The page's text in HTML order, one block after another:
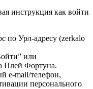
инструкция как войти
по Урл-адресу (zerkalo
или
Плей Фортуна.
e-mail/телефон,
персонального